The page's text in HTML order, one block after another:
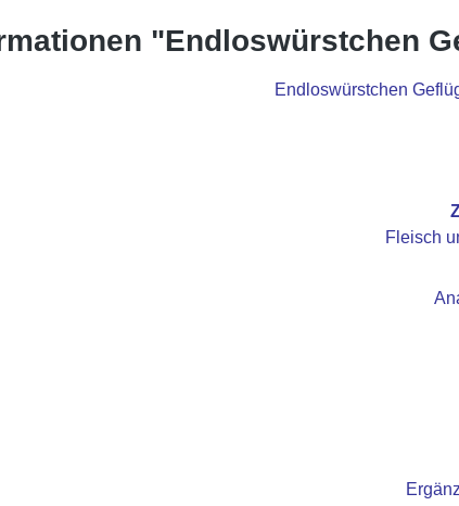
"Endloswürstchen
Endloswürstchen
Fleisch